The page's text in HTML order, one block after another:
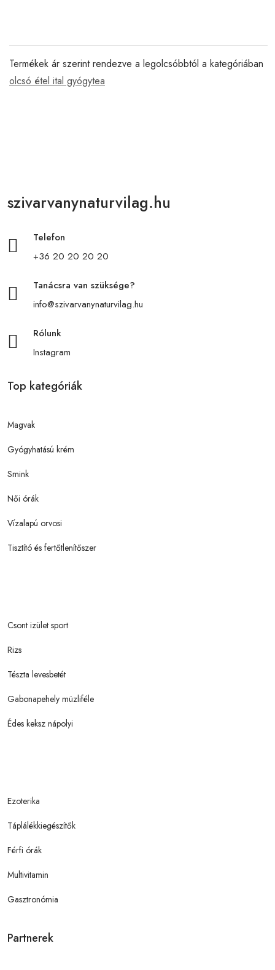
Termékek ár szerint rendezve a legolcsóbbtól a kategóriában
olcsó étel ital gyógytea
szivarvanynaturvilag.hu
Telefon
+36 20 20 20 20
Tanácsra van szüksége?
info@szivarvanynaturvilag.hu
Rólunk
Instagram
Top kategóriák
Magvak
Gyógyhatású krém
Smink
Női órák
Vízalapú orvosi
Tisztító és fertőtlenítőszer
Csont izület sport
Rizs
Tészta levesbetét
Gabonapehely müzliféle
Édes keksz nápolyi
Ezoterika
Táplálékkiegészítők
Férfi órák
Multivitamin
Gasztronómia
Partnerek